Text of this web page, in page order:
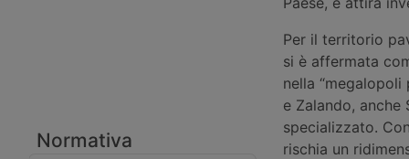
Normativa
Per il territorio
si è affermata
nella “megalopoli
e Zalando,
specializzato.
rischia un